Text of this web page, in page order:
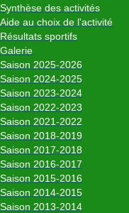
Synthèse des activités
Aide au choix de l'activité
Résultats sportifs
Galerie
Saison 2025-2026
Saison 2024-2025
Saison 2023-2024
Saison 2022-2023
Saison 2021-2022
Saison 2018-2019
Saison 2017-2018
Saison 2016-2017
Saison 2015-2016
Saison 2014-2015
Saison 2013-2014